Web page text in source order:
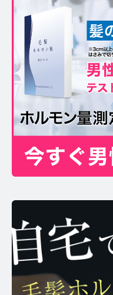
運営者情報
お問い合わせ
プライバシーポリシー